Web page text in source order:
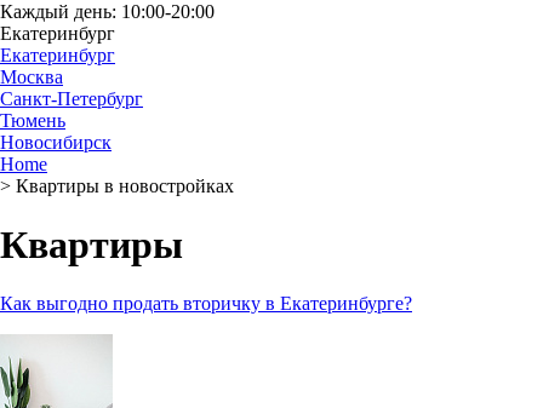
Каждый день: 10:00-20:00
Екатеринбург
Екатеринбург
Москва
Санкт-Петербург
Тюмень
Новосибирск
Home
> Квартиры в новостройках
Квартиры
Как выгодно продать вторичку в Екатеринбурге?